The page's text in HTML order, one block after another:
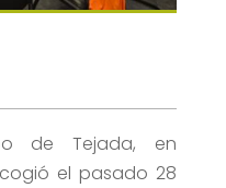
de Tejada, en
el pasado 28